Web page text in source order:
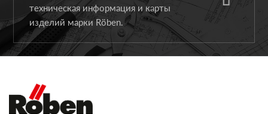
техническая информация и карты
изделий марки Röben.